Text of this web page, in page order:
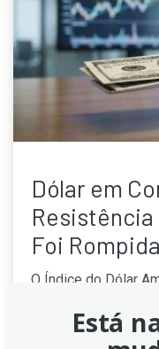
Dólar em
Resistência
Foi
O Índice do Dólar
conforme análise
diário positivo,
Está